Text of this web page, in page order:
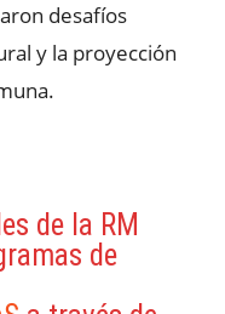
desafíos
y la proyección
de la RM
de